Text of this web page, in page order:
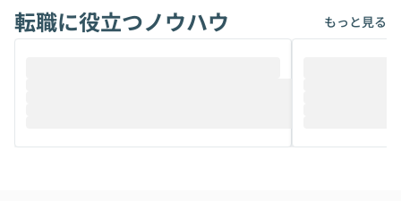
けでなく、想像以上の範囲まで自動化でき
ることは、まだあまり知られていません。
メルカリでの判断基準をもとに「なぜClau
は、評判では
ているAIを選ぶこ
それぞれの本当
転職に役立つノウハウ もっと見る